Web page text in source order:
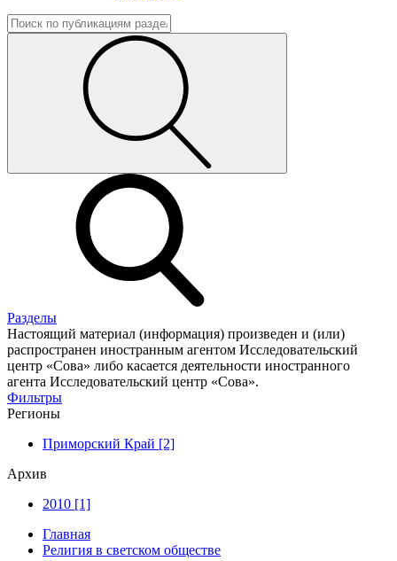
Разделы
Настоящий материал (информация) произведен и (или)
распространен иностранным агентом Исследовательский
центр «Сова» либо касается деятельности иностранного
агента Исследовательский центр «Сова».
Фильтры
Регионы
Приморский Край [2]
Архив
2010 [1]
Главная
Религия в светском обществе